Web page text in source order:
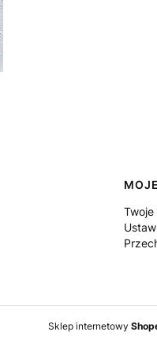
Twoje
Sklep internetowy